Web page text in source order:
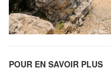
POUR EN SAVOIR PLUS